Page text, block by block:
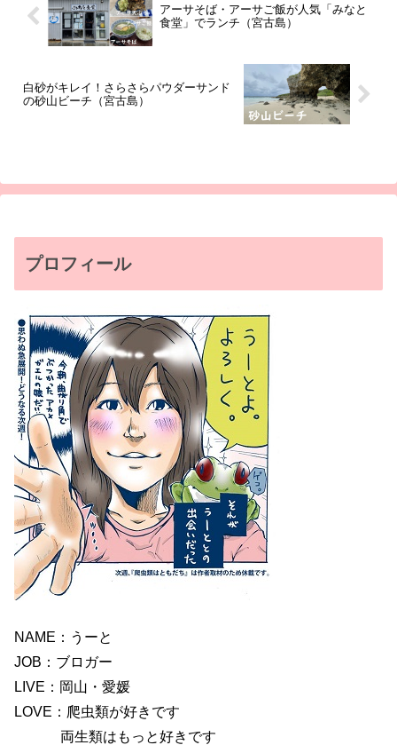
アーサそば・アーサご飯が人気「みなと
食堂」でランチ（宮古島）
白砂がキレイ！さらさらパウダーサンド
の砂山ビーチ（宮古島）
プロフィール
NAME：うーと
JOB：ブロガー
LIVE：岡山・愛媛
LOVE：爬虫類が好きです
両生類はもっと好きです